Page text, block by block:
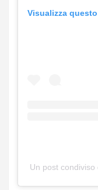
Visualizza
Un post